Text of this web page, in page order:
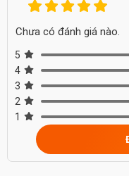
Chưa có đánh giá nào.
5
4
3
2
1